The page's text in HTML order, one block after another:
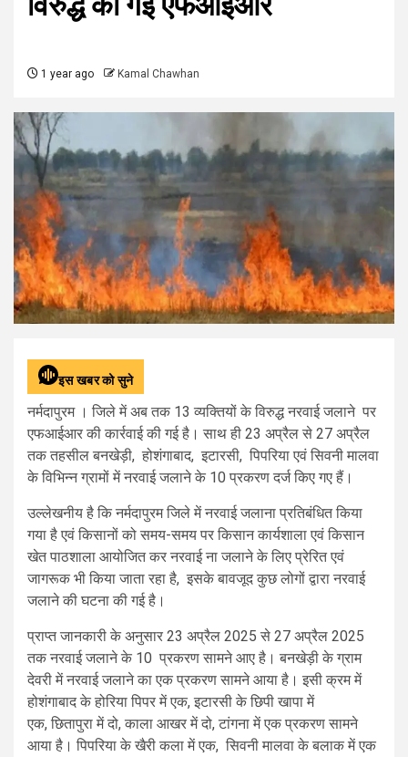
1 year ago Kamal Chawhan
इस खबर को सुने
नर्मदापुरम । जिले में अब तक 13 व्यक्तियों के विरुद्ध नरवाई जलाने पर
एफआईआर की कार्रवाई की गई है। साथ ही 23 अप्रैल से 27 अप्रैल
तक तहसील बनखेड़ी, होशंगाबाद, इटारसी, पिपरिया एवं सिवनी मालवा
के विभिन्न ग्रामों में नरवाई जलाने के 10 प्रकरण दर्ज किए गए हैं।
उल्लेखनीय है कि नर्मदापुरम जिले में नरवाई जलाना प्रतिबंधित किया
गया है एवं किसानों को समय-समय पर किसान कार्यशाला एवं किसान
खेत पाठशाला आयोजित कर नरवाई ना जलाने के लिए प्रेरित एवं
जागरूक भी किया जाता रहा है, इसके बावजूद कुछ लोगों द्वारा नरवाई
जलाने की घटना की गई है।
प्राप्त जानकारी के अनुसार 23 अप्रैल 2025 से 27 अप्रैल 2025
तक नरवाई जलाने के 10 प्रकरण सामने आए है। बनखेड़ी के ग्राम
देवरी में नरवाई जलाने का एक प्रकरण सामने आया है। इसी क्रम में
होशंगाबाद के होरिया पिपर में एक, इटारसी के छिपी खापा में
एक, छितापुरा में दो, काला आखर में दो, टांगना में एक प्रकरण सामने
आया है। पिपरिया के खैरी कला में एक, सिवनी मालवा के बलाक में एक